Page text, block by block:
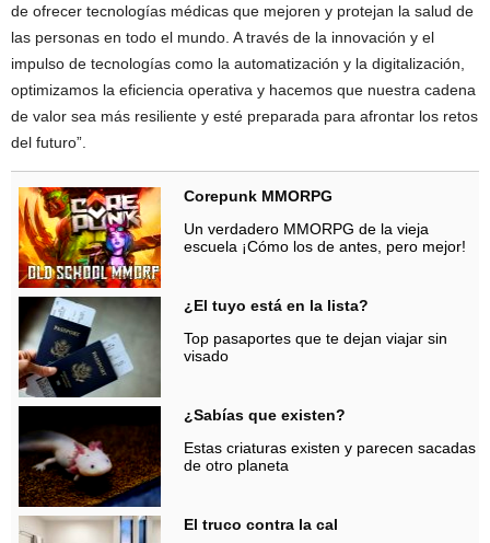
de ofrecer tecnologías médicas que mejoren y protejan la salud de
las personas en todo el mundo. A través de la innovación y el
impulso de tecnologías como la automatización y la digitalización,
optimizamos la eficiencia operativa y hacemos que nuestra cadena
de valor sea más resiliente y esté preparada para afrontar los retos
del futuro”.
Corepunk MMORPG
Un verdadero MMORPG de la vieja
escuela ¡Cómo los de antes, pero mejor!
¿El tuyo está en la lista?
Top pasaportes que te dejan viajar sin
visado
¿Sabías que existen?
Estas criaturas existen y parecen sacadas
de otro planeta
El truco contra la cal